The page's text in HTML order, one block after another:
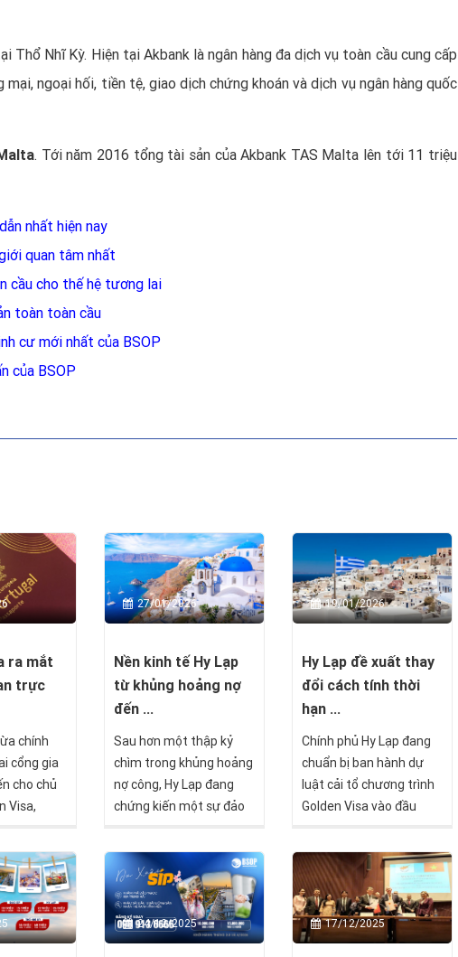
Thổ Nhĩ Kỳ. Hiện tại Akbank là ngân hàng đa dịch vụ toàn cầu cung cấp
ngoại hối, tiền tệ, giao dịch chứng khoán và dịch vụ ngân hàng quốc
. Tới năm 2016 tổng tài sản của Akbank TAS Malta lên tới 11 triệu
nhất hiện nay
quan tâm nhất
cầu cho thế hệ tương lai
toàn toàn cầu
cư mới nhất của BSOP
của BSOP
ra mắt
trực
chính
cổng gia
cho chủ
Visa,
quá
hành chính
các thủ
27/01/2026
Nền kinh tế Hy Lạp
từ khủng hoảng nợ
đến ...
Sau hơn một thập kỷ
chìm trong khủng hoảng
nợ công, Hy Lạp đang
chứng kiến một sự đảo
lịch sử kinh tế châu Âu.
Quốc gia từng bên bờ
vực phá sản nay trở
thành điểm đến mới của
dòng vốn quốc tế, thu
19/01/2026
Hy Lạp đề xuất thay
đổi cách tính thời
hạn ...
Chính phủ Hy Lạp đang
chuẩn bị ban hành dự
luật cải tổ chương trình
Golden Visa vào đầu
là khắc phục các bất cập
tồn tại trong thời hạn
hiệu lực thẻ cư trú, đồng
thời đơn giản hóa quy
trình gia hạn và đoàn tụ
24/12/2025 17/12/2025